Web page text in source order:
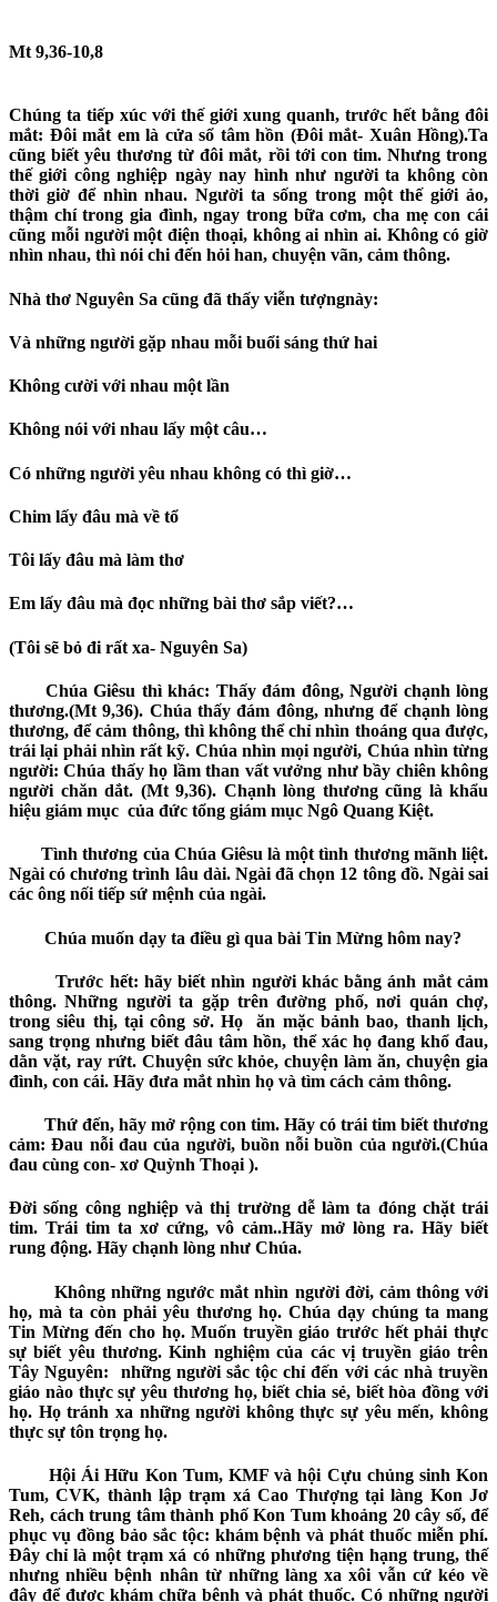
Mt 9,36-10,8
Chúng ta tiếp xúc với thế giới xung quanh, trước hết bằng đôi
mắt: Đôi mắt em là cửa sổ tâm hồn (Đôi mắt- Xuân Hồng).Ta
cũng biết yêu thương từ đôi mắt, rồi tới con tim. Nhưng trong
thế giới công nghiệp ngày nay hình như người ta không còn
thời giờ để nhìn nhau. Người ta sống trong một thế giới ảo,
thậm chí trong gia đình, ngay trong bữa cơm, cha mẹ con cái
cũng mỗi người một điện thoại, không ai nhìn ai. Không có giờ
nhìn nhau, thì nói chi đến hỏi han, chuyện vãn, cảm thông.
Nhà thơ Nguyên Sa cũng đã thấy viễn tượngnày:
Và những người gặp nhau mỗi buổi sáng thứ hai
Không cười với nhau một lần
Không nói với nhau lấy một câu…
Có những người yêu nhau không có thì giờ…
Chim lấy đâu mà về tổ
Tôi lấy đâu mà làm thơ
Em lấy đâu mà đọc những bài thơ sắp viết?…
(Tôi sẽ bỏ đi rất xa- Nguyên Sa)
Chúa Giêsu thì khác: Thấy đám đông, Người chạnh lòng
thương.(Mt 9,36). Chúa thấy đám đông, nhưng để chạnh lòng
thương, để cảm thông, thì không thể chỉ nhìn thoáng qua được,
trái lại phải nhìn rất kỹ. Chúa nhìn mọi người, Chúa nhìn từng
người: Chúa thấyhọ lầm than vất vưởng như bầy chiên không
người chăn dắt. (Mt 9,36). Chạnh lòng thươngcũng là khẩu
hiệu giám mục của đức tổng giám mục Ngô Quang Kiệt.
Tình thương của Chúa Giêsu là một tình thương mãnh liệt.
Ngài có chương trình lâu dài. Ngài đã chọn 12 tông đồ. Ngài sai
các ông nối tiếp sứ mệnh của ngài.
Chúa muốn dạy ta điều gì qua bài Tin Mừng hôm nay?
Trước hết: hãy biết nhìn người khác bằng ánh mắt cảm
thông. Những người ta gặp trên đường phố, nơi quán chợ,
trong siêu thị, tại công sở. Họ ăn mặcbảnh bao, thanh lịch,
sang trọng nhưng biết đâu tâm hồn, thể xác họ đang khổ đau,
dằn vặt, ray rứt. Chuyện sức khỏe, chuyện làm ăn, chuyện gia
đình, con cái. Hãy đưa mắt nhìn họ và tìm cách cảm thông.
Thứ đến, hãy mở rộng con tim. Hãy có trái tim biết thương
cảm: Đau nỗi đau của người, buồn nỗi buồn của người.(Chúa
đau cùng con- xơ Quỳnh Thoại ).
Đời sống công nghiệp và thị trường dễ làm ta đóng chặt trái
tim. Trái tim ta xơ cứng, vô cảm..Hãy mở lòng ra. Hãy biết
rung động. Hãy chạnh lòng như Chúa.
Không những ngước mắt nhìn người đời, cảm thông với
họ, mà ta còn phải yêu thương họ. Chúa dạy chúng ta mang
Tin Mừng đến cho họ. Muốn truyền giáo trước hết phải thực
sự biết yêu thương. Kinh nghiệm của các vị truyền giáo trên
Tây Nguyên: những người sắc tộc chỉ đến với các nhà truyền
giáo nào thực sự yêu thương họ, biết chia sẻ, biết hòa đồng với
họ. Họ tránh xa những người không thực sự yêu mến, không
thực sự tôn trọng họ.
Hội Ái Hữu Kon Tum, KMF và hội Cựu chủng sinh Kon
Tum, CVK, thành lập trạm xá Cao Thượng tại làng Kon Jơ
Reh, cách trung tâm thành phố Kon Tum khoảng 20 cây số, để
phục vụ đồng bảo sắc tộc: khám bệnh và phát thuốc miễn phí.
Đây chỉ là một trạm xá có những phương tiện hạng trung, thế
nhưng nhiều bệnh nhân từ những làng xa xôi vẫn cứ kéo về
đây để được khám chữa bệnh và phát thuốc. Có những người